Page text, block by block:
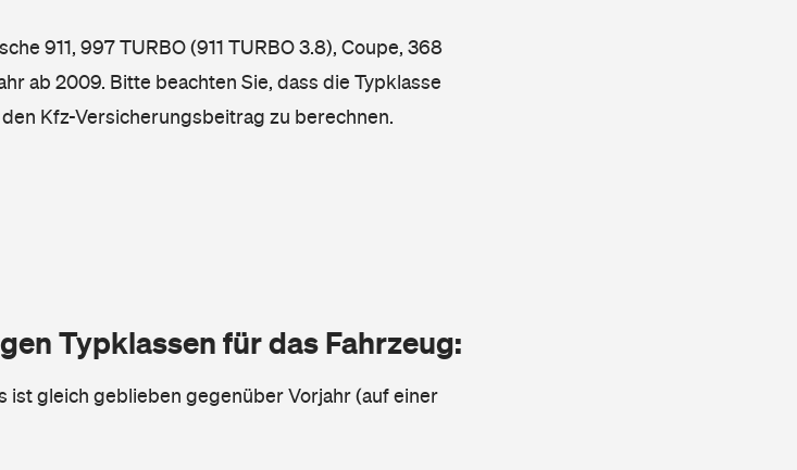
911, 997 TURBO (911 TURBO 3.8), Coupe, 368
ab 2009. Bitte beachten Sie, dass die Typklasse
Kfz-Versicherungsbeitrag zu berechnen.
Typklassen für das Fahrzeug:
ist gleich geblieben gegenüber Vorjahr (auf einer